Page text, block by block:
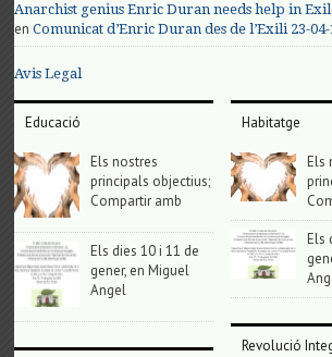
Anarchist genius Enric Duran needs help in
enComunicat d’Enric Duran des de l’Exili 23-04-
Avis Legal
Educació
Els nostres
principals objectius;
Compartir amb
Els dies 10 i 11 de
gener, en Miguel
Angel
Habitatge
Els
Els
Revolució